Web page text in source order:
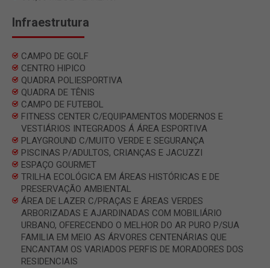
Infraestrutura
CAMPO DE GOLF
CENTRO HIPICO
QUADRA POLIESPORTIVA
QUADRA DE TÊNIS
CAMPO DE FUTEBOL
FITNESS CENTER C/EQUIPAMENTOS MODERNOS E
VESTIÁRIOS INTEGRADOS Á ÁREA ESPORTIVA
PLAYGROUND C/MUITO VERDE E SEGURANÇA
PISCINAS P/ADULTOS, CRIANÇAS E JACUZZI
ESPAÇO GOURMET
TRILHA ECOLÓGICA EM ÁREAS HISTÓRICAS E DE
PRESERVAÇÃO AMBIENTAL
ÁREA DE LAZER C/PRAÇAS E ÁREAS VERDES
ARBORIZADAS E AJARDINADAS COM MOBILIÁRIO
URBANO, OFERECENDO O MELHOR DO AR PURO P/SUA
FAMILIA EM MEIO AS ÁRVORES CENTENÁRIAS QUE
ENCANTAM OS VARIADOS PERFIS DE MORADORES DOS
RESIDENCIAIS